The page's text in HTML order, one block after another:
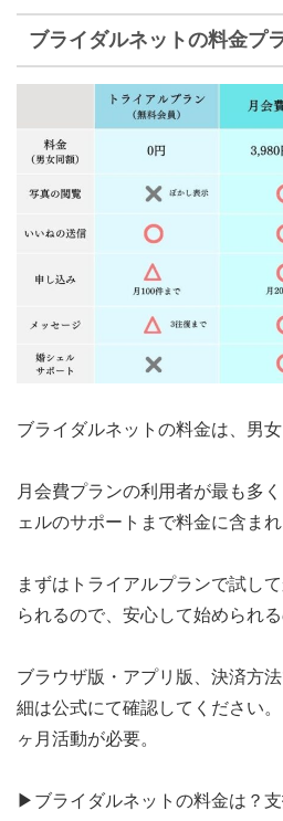
ブライダルネットの料金プ
ブライダルネットの料金は、 男
月会費プランの利用者が最も多
ェルのサポートまで料金に含まれ
まずは トライアルプランで試し
られるので、安心して始められ
ブラウザ版・アプリ版、決済方
細は公式にて確認してください
ヶ月活動が必要。
▶︎ブライダルネットの料金は？